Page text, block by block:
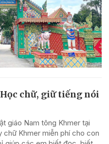
chữ, giữ tiếng nói
giáo Nam tông Khmer tại
chữ Khmer miễn phí cho con